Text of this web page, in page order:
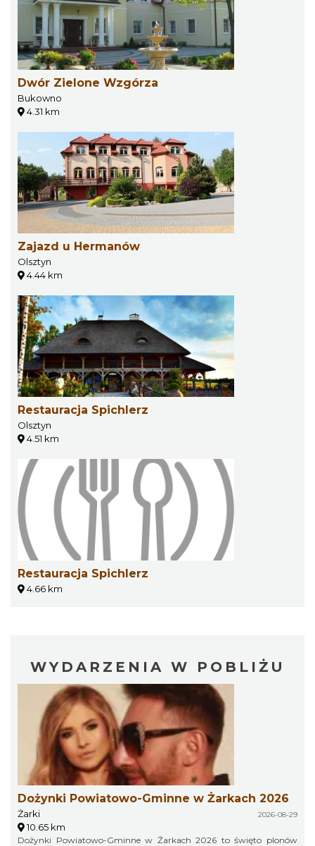
Dwór Zielone Wzgórza
Bukowno
4.31 km
Zajazd u Hermanów
Olsztyn
4.44 km
Restauracja Spichlerz
Olsztyn
4.51 km
Restauracja Spichlerz
4.66 km
WYDARZENIA W POBLIŻU
Dożynki Powiatowo-Gminne w Żarkach 2026
Żarki 2026-08-29
10.65 km
Dożynki Powiatowo-Gminne w Żarkach 2026 to święto plonów